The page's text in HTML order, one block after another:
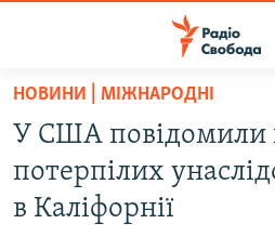
Перейти
основного
матеріалу
Перейти
до
СТАТТІ
НОВИНИ | МІЖНАРОДНІ
У США повідомили
потерпілих
в Каліфорнії